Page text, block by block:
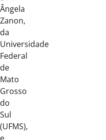
Ângela
Zanon,
da
Universidade
Federal
de
Mato
Grosso
do
Sul
(UFMS),